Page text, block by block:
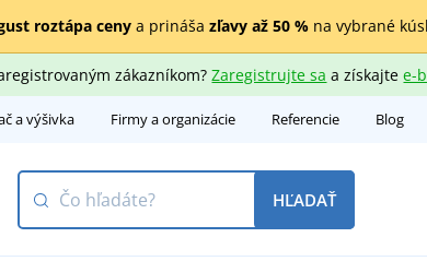
roztápa cenya prináša zľavy až 50 %na vybrané
zákazníkom?Zaregistrujte sa a získajtee-
a výšivka Firmy a organizácie Referencie Blog
HĽADAŤ